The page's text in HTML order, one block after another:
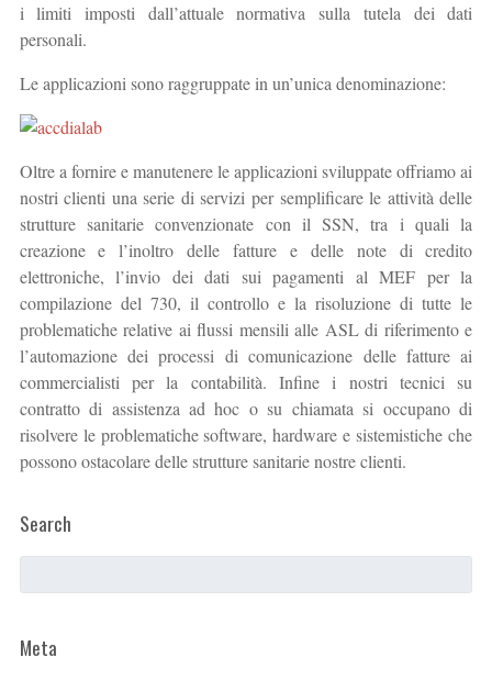
i limiti imposti dall’attuale normativa sulla tutela dei dati
personali.
Le applicazioni sono raggruppate in un’unica denominazione:
Oltre a fornire e manutenere le applicazioni sviluppate offriamo ai
nostri clienti una serie di servizi per semplificare le attività delle
strutture sanitarie convenzionate con il SSN, tra i quali la
creazione e l’inoltro delle fatture e delle note di credito
elettroniche, l’invio dei dati sui pagamenti al MEF per la
compilazione del 730, il controllo e la risoluzione di tutte le
problematiche relative ai flussi mensili alle ASL di riferimento e
l’automazione dei processi di comunicazione delle fatture ai
commercialisti per la contabilità. Infine i nostri tecnici su
contratto di assistenza ad hoc o su chiamata si occupano di
risolvere le problematiche software, hardware e sistemistiche che
possono ostacolare delle strutture sanitarie nostre clienti.
Search
Meta